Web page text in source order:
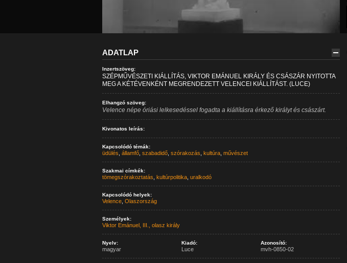
ADATLAP
Inzertszöveg:
SZÉPMŰVÉSZETI KIÁLLÍTÁS, VIKTOR EMÁNUEL KIRÁLY ÉS CSÁSZÁR NYITOTTA
MEG A KÉTÉVENKÉNT MEGRENDEZETT VELENCEI KIÁLLÍTÁST. (LUCE)
Elhangzó szöveg:
Velence népe óriási lelkesedéssel fogadta a kiállításra érkező királyt és császárt.
Kivonatos leírás:
Kapcsolódó témák:
üdülés államfő, szabadidő, szórakozás kultúra, művészet
Szakmai címkék:
tömegszórakoztatás kultúrpolitika, uralkodó
Kapcsolódó helyek:
Velence, Olaszország
Személyek:
Viktor Emánuel, III., olasz király
Nyelv:
magyar
Kiadó:
Luce
Azonosító:
mvh-0850-02